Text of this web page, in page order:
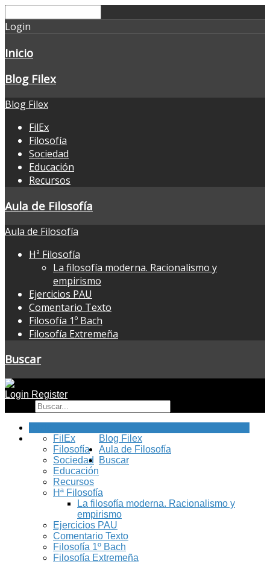
Login
Inicio
Blog Filex
Blog Filex
FilEx
Filosofía
Sociedad
Educación
Recursos
Aula de Filosofía
Aula de Filosofía
Hª Filosofía
La filosofía moderna. Racionalismo y
empirismo
Ejercicios PAU
Comentario Texto
Filosofía 1º Bach
Filosofía Extremeña
Buscar
Login Register
Blog Filex
FilEx
Filosofía
Sociedad
Educación
Recursos
Aula de Filosofía
Hª Filosofía
La filosofía moderna. Racionalismo y
empirismo
Ejercicios PAU
Comentario Texto
Filosofía 1º Bach
Filosofía Extremeña
Buscar